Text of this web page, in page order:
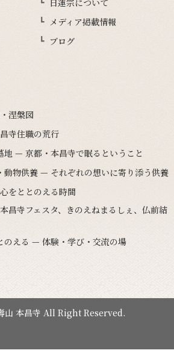
日蓮宗について
メディア掲載情報
ブログ
涅槃図
寺住職の荒行
地 — 京都・本昌寺で眠るということ
動物供養 — それぞれの想いに寄り添う供養
をととのえる時間
昌寺フェスタ、きのえねまるしぇ、仏前結
のえる — 体験・学び・交流の場
山 本昌寺 All Right Reserved.